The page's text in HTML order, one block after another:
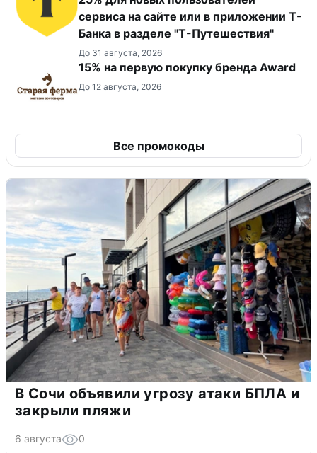
сервиса на сайте или в приложении Т-
Банка в разделе "Т-Путешествия"
До 31 августа, 2026
15% на первую покупку бренда Award
До 12 августа, 2026
Все промокоды
В Сочи объявили угрозу атаки БПЛА и
закрыли пляжи
6 августа 0